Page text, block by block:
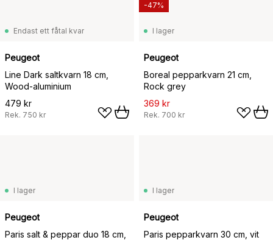
Endast ett fåtal kvar
Peugeot
Line Dark saltkvarn 18 cm,
Wood-aluminium
479 kr
Rek. 750 kr
I lager
Peugeot
Boreal pepparkvarn 21 cm,
Rock grey
369 kr
Rek. 700 kr
-47%
I lager
Peugeot
Paris salt & peppar duo 18 cm,
I lager
Peugeot
Paris pepparkvarn 30 cm, vit